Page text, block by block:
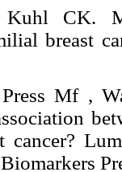
CK.
breast
Mf ,
cancer?